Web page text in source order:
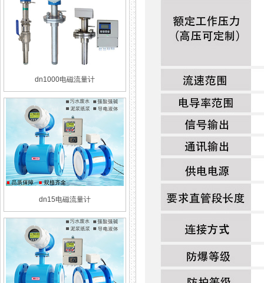
dn1000电磁流量计
dn15电磁流量计